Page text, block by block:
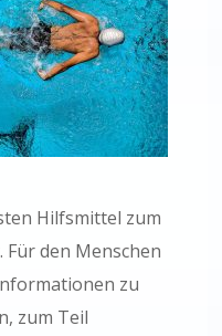
Hilfsmittel zum
den Menschen
zu
zum Teil